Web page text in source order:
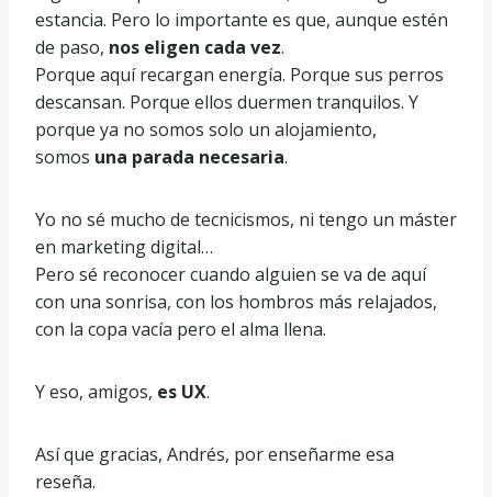
estancia. Pero lo importante es que, aunque estén
de paso, nos eligen cada vez.
Porque aquí recargan energía. Porque sus perros
descansan. Porque ellos duermen tranquilos. Y
porque ya no somos solo un alojamiento,
somos una parada necesaria.
Yo no sé mucho de tecnicismos, ni tengo un máster
en marketing digital…
Pero sé reconocer cuando alguien se va de aquí
con una sonrisa, con los hombros más relajados,
con la copa vacía pero el alma llena.
Y eso, amigos, es UX.
Así que gracias, Andrés, por enseñarme esa
reseña.